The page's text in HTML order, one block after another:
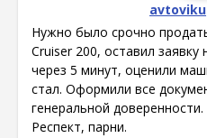
Нужно было срочно
Cruiser 200, оставил заявку
через 5 минут, оценили
стал. Оформили все
генеральной
Респект, парни.